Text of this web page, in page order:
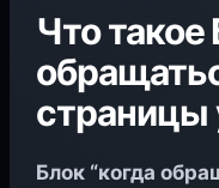
Что такое
страницы
Блок “когда